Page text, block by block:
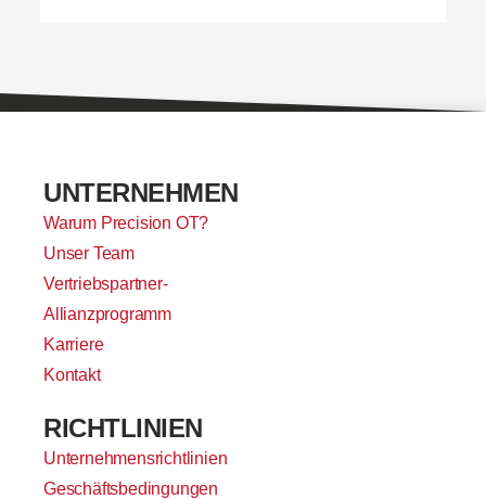
UNTERNEHMEN
Warum Precision OT?
Unser Team
Vertriebspartner-
Allianzprogramm
Karriere
Kontakt
RICHTLINIEN
Unternehmensrichtlinien
Geschäftsbedingungen